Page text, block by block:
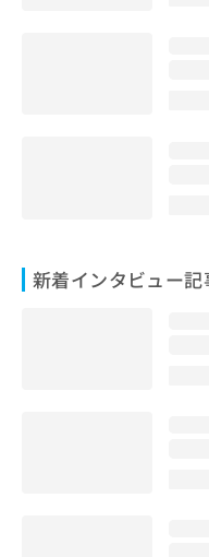
新着インタビュー記